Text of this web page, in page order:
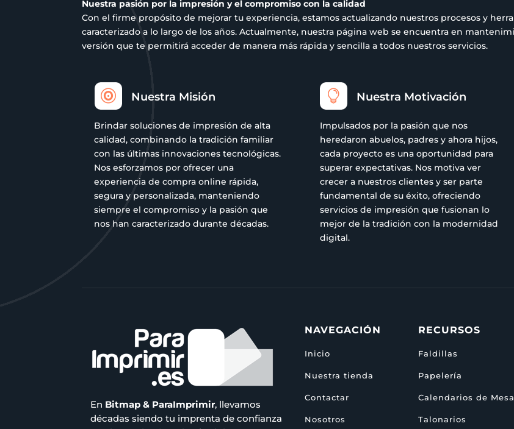
de
producto
de
producto
Nuestra pasión por la impresión y el compromiso con la calidad
Con el firme propósito de mejorar tu experiencia, estamos actualizando nuestros procesos y
caracterizado a lo largo de los años. Actualmente, nuestra página web se encuentra en
versión que te permitirá acceder de manera más rápida y sencilla a todos nuestros servicios.
 Nuestra Misión
Brindar soluciones de impresión de alta
calidad, combinando la tradición familiar
con las últimas innovaciones tecnológicas.
Nos esforzamos por ofrecer una
experiencia de compra online rápida,
segura y personalizada, manteniendo
siempre el compromiso y la pasión que
nos han caracterizado durante décadas.
 Nuestra Motivación
Impulsados por la pasión que nos
heredaron abuelos, padres y ahora hijos,
cada proyecto es una oportunidad para
superar expectativas. Nos motiva ver
crecer a nuestros clientes y ser parte
fundamental de su éxito, ofreciendo
servicios de impresión que fusionan lo
mejor de la tradición con la modernidad
digital.
En Bitmap & ParaImprimir, llevamos
décadas siendo tu imprenta de confianza
NAVEGACIÓN
Inicio
Nuestra tienda
Contactar
Nosotros
RECURSOS
Faldillas
Papelería
Calendarios de Mesa
Talonarios